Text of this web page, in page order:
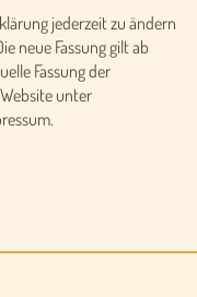
jederzeit zu ändern
neue Fassung gilt ab
Fassung der
unter